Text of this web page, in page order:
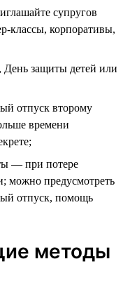
супругов
классы, корпоративы,
защиты детей или
отпуск второму
времени
— при потере
можно предусмотреть
отпуск, помощь
методы